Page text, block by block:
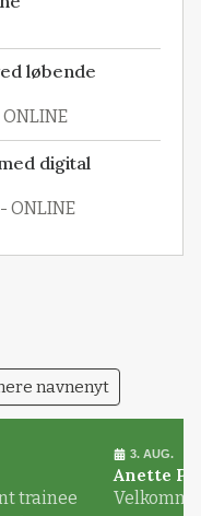
løbende
digital
ONLINE
navnenyt
trainee
3. AUG.
Anette